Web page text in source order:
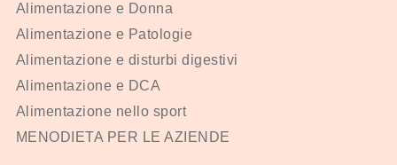
Alimentazione e Donna
Alimentazione e Patologie
Alimentazione e disturbi digestivi
Alimentazione e DCA
Alimentazione nello sport
MENODIETA PER LE AZIENDE